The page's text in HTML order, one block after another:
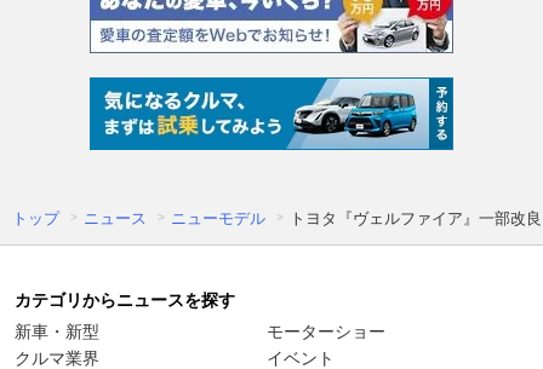
トップ ニュース ニューモデル トヨタ『ヴェルファイア』一部改
カテゴリからニュースを探す
新車・新型
クルマ業界
モーターショー
イベント